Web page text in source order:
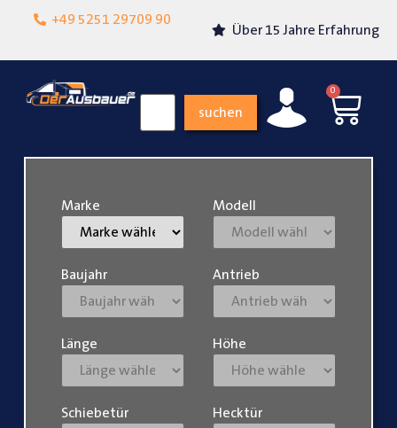
+49 5251 29709 90
Lokalgeschäft in
Über 15 Jahre Erfahrung
suchen
0
Marke Modell
Baujahr Antrieb
Länge Höhe
Schiebetür Hecktür